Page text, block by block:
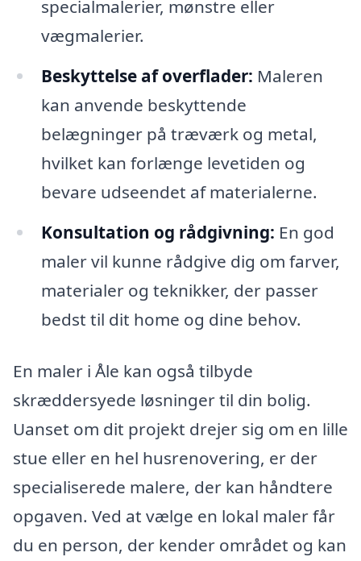
specialmalerier, mønstre eller
vægmalerier.
Beskyttelse af overflader: Maleren
kan anvende beskyttende
belægninger på træværk og metal,
hvilket kan forlænge levetiden og
bevare udseendet af materialerne.
Konsultation og rådgivning: En god
maler vil kunne rådgive dig om farver,
materialer og teknikker, der passer
bedst til dit home og dine behov.
En maler i Åle kan også tilbyde
skræddersyede løsninger til din bolig.
Uanset om dit projekt drejer sig om en lille
stue eller en hel husrenovering, er der
specialiserede malere, der kan håndtere
opgaven. Ved at vælge en lokal maler får
du en person, der kender området og kan